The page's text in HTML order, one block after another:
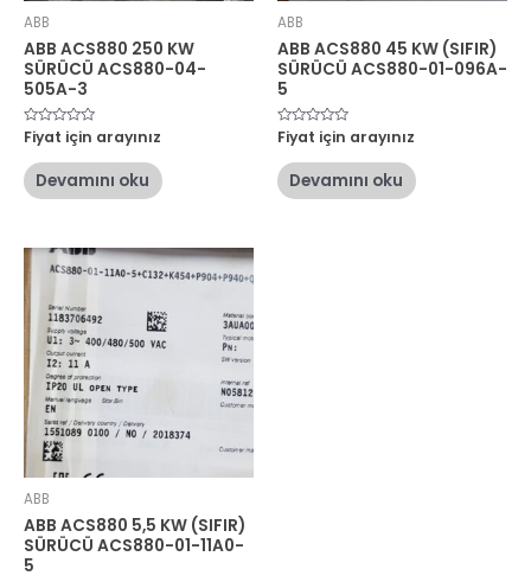
ABB
ABB ACS880 250 KW
SÜRÜCÜ ACS880-04-
505A-3
5
üzerinden
oy
aldı
Fiyat için arayınız
Devamını oku
ABB
ABB ACS880 45 KW (SIFIR)
SÜRÜCÜ ACS880-01-096A-
5
5
üzerinden
oy
aldı
Fiyat için arayınız
Devamını oku
ABB
ABB ACS880 5,5 KW (SIFIR)
SÜRÜCÜ ACS880-01-11A0-
5